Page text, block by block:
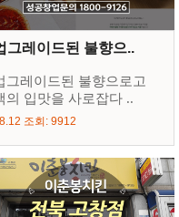
그레이드된 불향으..
그레이드된 불향으로고
의 입맛을 사로잡다 ..
조회: 9912